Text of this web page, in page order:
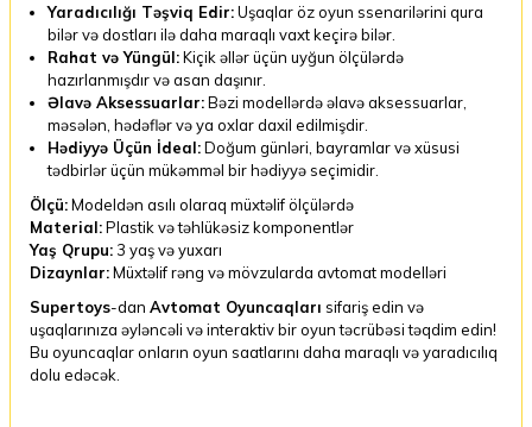
Yaradıcılığı Təşviq Edir:Uşaqlar öz oyun ssenarilərini qura
bilər və dostları ilə daha maraqlı vaxt keçirə bilər.
Rahat və Yüngül:Kiçik əllər üçün uyğun ölçülərdə
hazırlanmışdır və asan daşınır.
Əlavə Aksessuarlar:Bəzi modellərdə əlavə aksessuarlar,
məsələn, hədəflər və ya oxlar daxil edilmişdir.
Hədiyyə Üçün İdeal:Doğum günləri, bayramlar və xüsusi
tədbirlər üçün mükəmməl bir hədiyyə seçimidir.
Ölçü:Modeldən asılı olaraq müxtəlif ölçülərdə
Material:Plastik və təhlükəsiz komponentlər
Yaş Qrupu: 3 yaş və yuxarı
Dizaynlar:Müxtəlif rəng və mövzularda avtomat modelləri
Supertoys-dan Avtomat Oyuncaqları sifariş edin və
uşaqlarınıza əyləncəli və interaktiv bir oyun təcrübəsi təqdim edin!
Bu oyuncaqlar onların oyun saatlarını daha maraqlı və yaradıcılıq
dolu edəcək.